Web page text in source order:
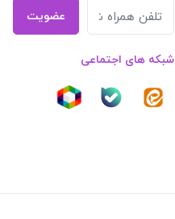
عضویت
شبکه های اجتماعی